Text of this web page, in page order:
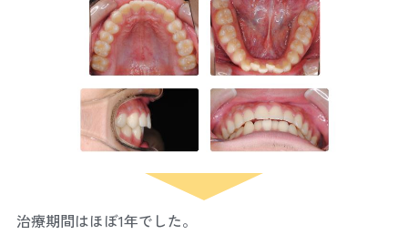
治療期間はほぼ1年でした。